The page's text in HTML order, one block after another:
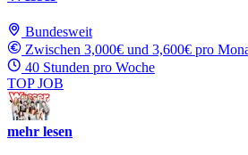
Bundesweit
Zwischen 3,000€ und 3,600€ pro
40 Stunden pro Woche
TOP JOB
mehr lesen